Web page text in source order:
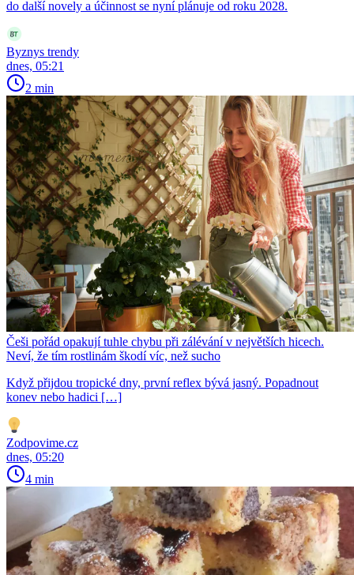
do další novely a účinnost se nyní plánuje od roku 2028.
Byznys trendy
dnes, 05:21
2 min
Češi pořád opakují tuhle chybu při zálévání v největších hicech.
Neví, že tím rostlinám škodí víc, než sucho
Když přijdou tropické dny, první reflex bývá jasný. Popadnout
konev nebo hadici […]
Zodpovime.cz
dnes, 05:20
4 min